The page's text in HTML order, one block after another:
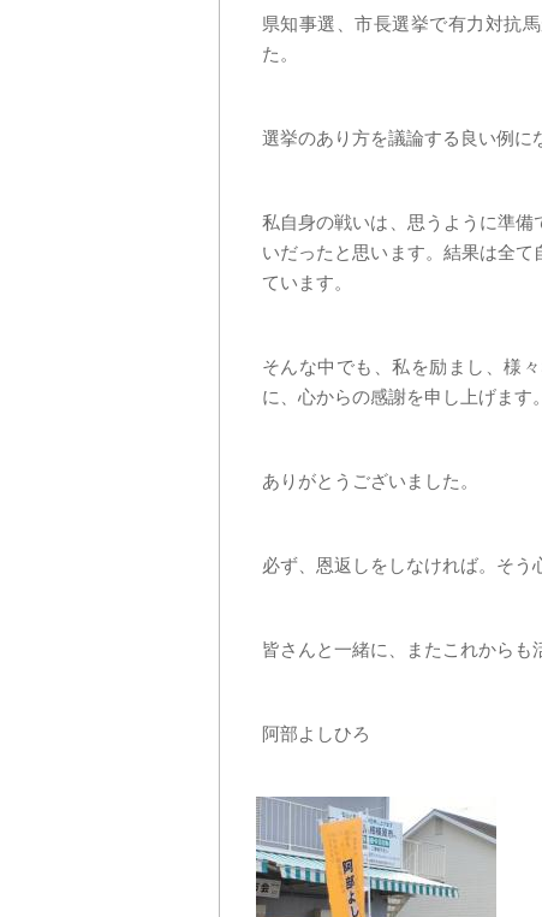
県知事選、市長選挙で有力対抗
た。
選挙のあり方を議論する良い例に
私自身の戦いは、思うように準
いだったと思います。結果は全て
ています。
そんな中でも、私を励まし、様
に、心からの感謝を申し上げます。
ありがとうございました。
必ず、恩返しをしなければ。そう
皆さんと一緒に、またこれからも
阿部よしひろ